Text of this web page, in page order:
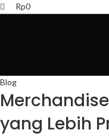
Rp0
Blog
yang Lebih